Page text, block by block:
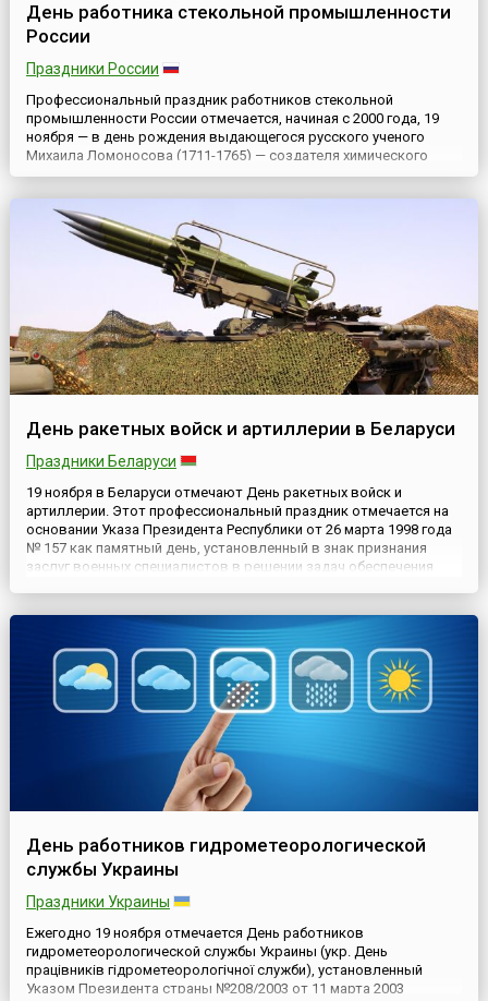
День работника стекольной промышленности
России
Праздники России
Профессиональный праздник работников стекольной
промышленности России отмечается, начиная с 2000 года, 19
ноября — в день рождения выдающегося русского ученого
Михаила Ломоносова (1711-1765) — создателя химического
производства глазури, стекла, фарфора. Он разработал
однородной непрозрачной смеси из стекла и оксидов
металлов), которые уп...
День ракетных войск и артиллерии в Беларуси
Праздники Беларуси
19 ноября в Беларуси отмечают День ракетных войск и
артиллерии. Этот профессиональный праздник отмечается на
основании Указа Президента Республики от 26 марта 1998 года
№ 157 как памятный день, установленный в знак признания
заслуг военных специалистов в решении задач обеспечения
воинских традиций, ...
День работников гидрометеорологической
службы Украины
Праздники Украины
Ежегодно 19 ноября отмечается День работников
гидрометеорологической службы Украины (укр. День
працівників гідрометеорологічної служби), установленный
Указом Президента страны №208/2003 от 11 марта 2003